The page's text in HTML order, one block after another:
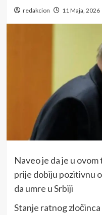
redakcion 11 Maja, 2026
Naveo je da je u
prije dobiju pozitivnu
da umre u Srbiji
Stanje ratnog